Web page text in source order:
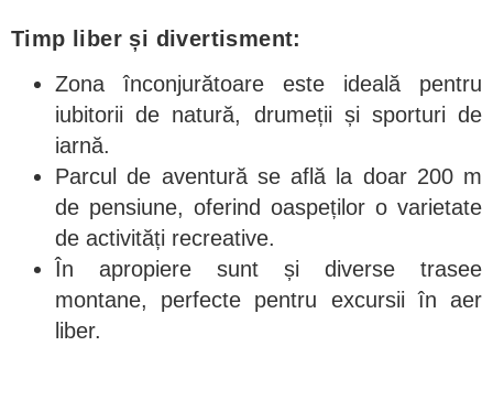
Timp liber și divertisment:
Zona înconjurătoare este ideală pentru
iubitorii de natură, drumeții și sporturi de
iarnă.
Parcul de aventură se află la doar 200 m
de pensiune, oferind oaspeților o varietate
de activități recreative.
În apropiere sunt și diverse trasee
montane, perfecte pentru excursii în aer
liber.